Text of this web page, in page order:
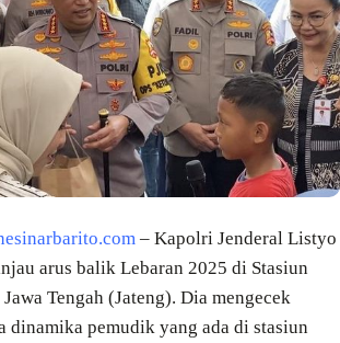
– Kapolri Jenderal Listyo
arus balik Lebaran 2025 di Stasiun
Tengah (Jateng). Dia mengecek
dinamika pemudik yang ada di stasiun